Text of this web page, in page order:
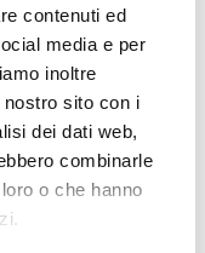
contenuti ed
media e per
inoltre
sito con i
dei dati web,
combinarle
o che hanno
per la
15,1 km